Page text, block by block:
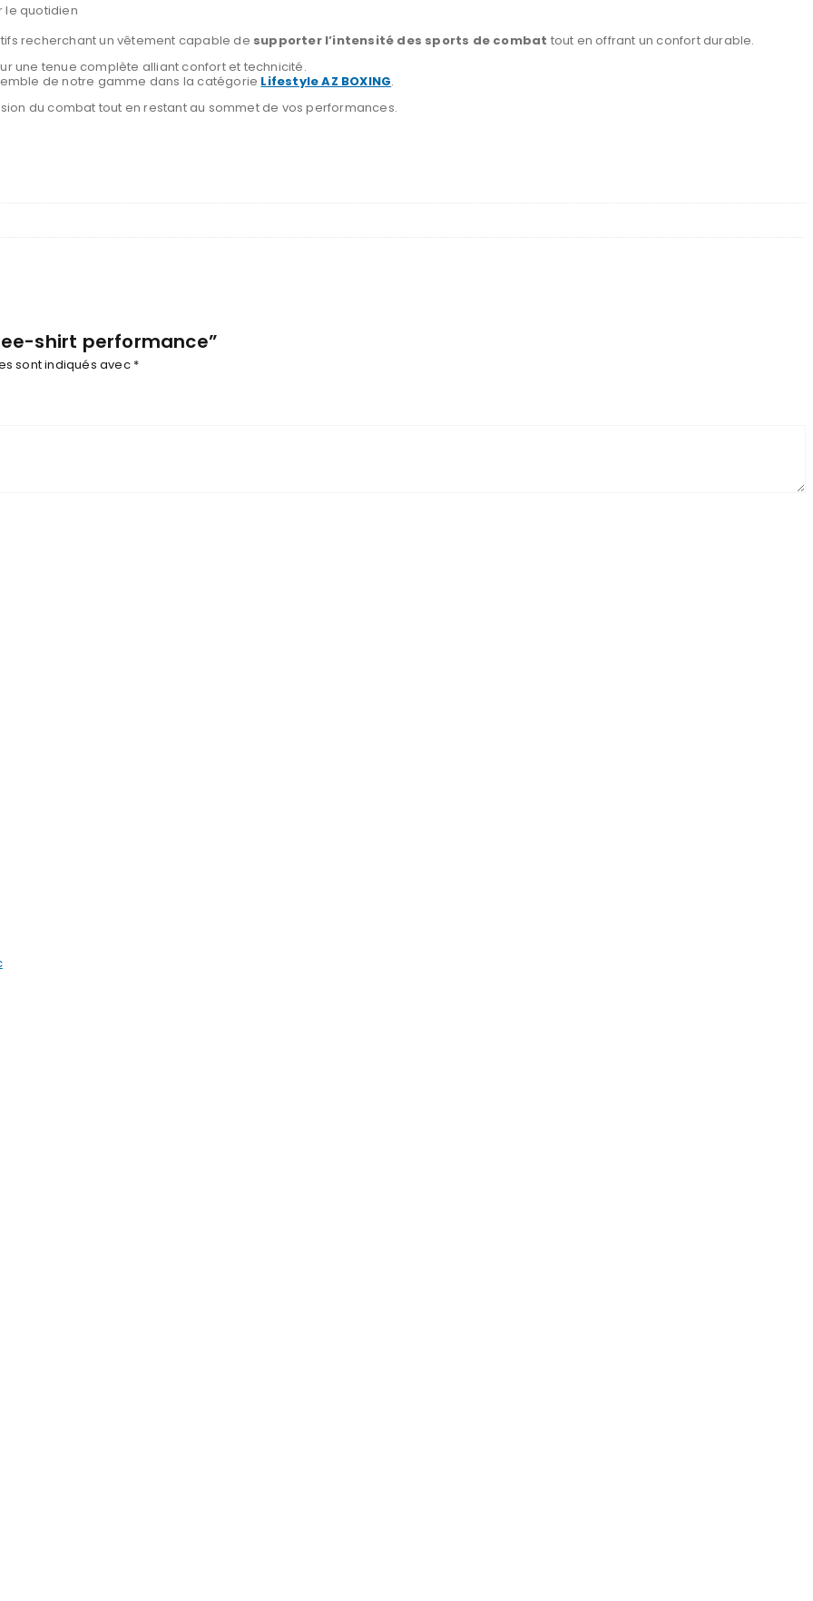
le quotidien
recherchant un vêtement capable de supporter l’intensité des sports de combat tout en offrant un confort durable.
une tenue complète alliant confort et technicité.
de notre gamme dans la catégorie Lifestyle AZ BOXING.
du combat tout en restant au sommet de vos performances.
shirt performance”
sont indiqués avec *